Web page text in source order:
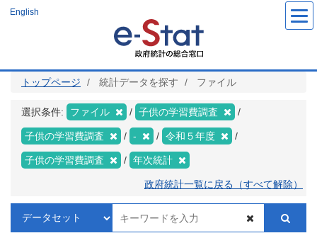
ツ
English
トップページ 統計データを探す ファイル
選択条件: ファイル 子供の学習費調査
子供の学習費調査 - 令和５年度
子供の学習費調査 年次統計
政府統計一覧に戻る（すべて解除）